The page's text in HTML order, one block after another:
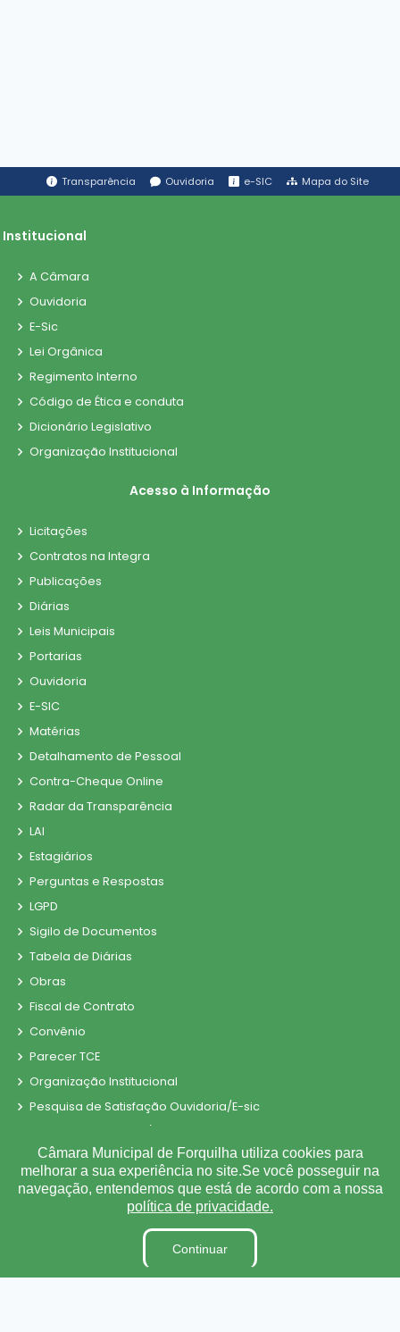
Transparência Ouvidoria e-SIC Mapa do Site
Institucional
A Câmara
Ouvidoria
E-Sic
Lei Orgânica
Regimento Interno
Código de Ética e conduta
Dicionário Legislativo
Organização Institucional
Acesso à Informação
Licitações
Contratos na Integra
Publicações
Diárias
Leis Municipais
Portarias
Ouvidoria
E-SIC
Matérias
Detalhamento de Pessoal
Contra-Cheque Online
Radar da Transparência
LAI
Estagiários
Perguntas e Respostas
LGPD
Sigilo de Documentos
Tabela de Diárias
Obras
Fiscal de Contrato
Convênio
Parecer TCE
Organização Institucional
Pesquisa de Satisfação Ouvidoria/E-sic
Processo de Contratação Eletrônico
Tabela de Diárias
Relatório de Gestão Municipal
Verbas Indenizatórias
Câmara Municipal de Forquilha utiliza cookies para
melhorar a sua experiência no site.Se você posseguir na
navegação, entendemos que está de acordo com a nossa
política de privacidade.
Continuar